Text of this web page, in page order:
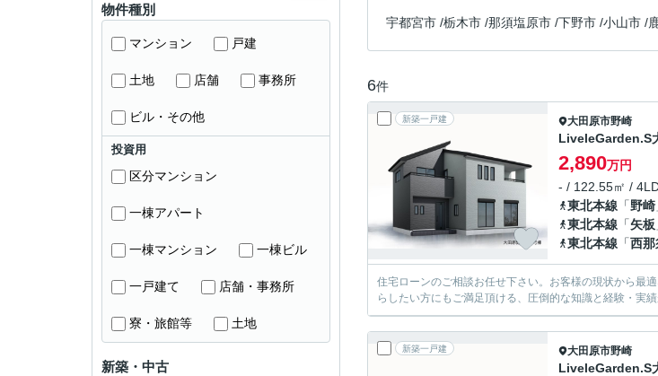
宇都宮市 /栃木市 /那須塩原市 /下野市 /小山市 /
6件
新築一戸建 大田原市野崎
LiveleGarden.S
2,890万円
- / 122.55㎡ /
東北本線 「野崎
東北本線 「矢板
東北本線 「西那
住宅ローンのご相談お任せ下さい。お客様の現状から最
らしたい方にもご満足頂ける、圧倒的な知識と経験・実績
新築一戸建 大田原市野崎
LiveleGarden.S
物件種別
マンション 戸建
土地 店舗 事務所
ビル・その他
投資用
区分マンション
一棟アパート
一棟マンション 一棟ビル
一戸建て 店舗・事務所
寮・旅館等 土地
新築・中古